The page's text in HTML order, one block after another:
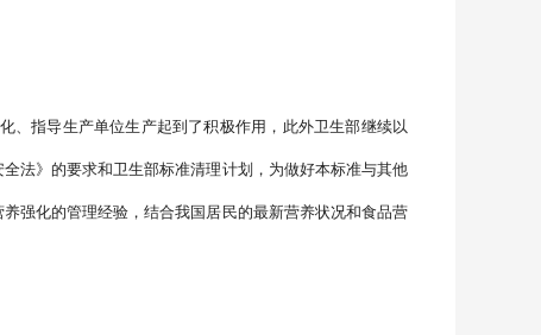
、指导生产单位生产起到了积极作用，此外卫生部继续以
法》的要求和卫生部标准清理计划，为做好本标准与其他
强化的管理经验，结合我国居民的最新营养状况和食品营